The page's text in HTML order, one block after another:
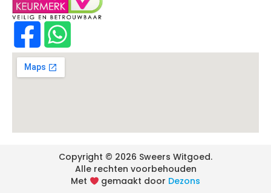
Met gemaakt door Dezons
Copyright © 2026 Sweers Witgoed.
Alle rechten voorbehouden